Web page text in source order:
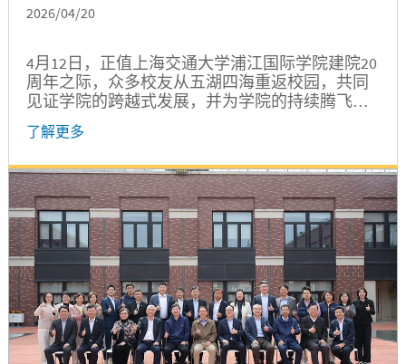
2026/04/20
4月12日，正值上海交通大学浦江国际学院建院20
周年之际，众多校友从五湖四海重返校园，共同
见证学院的跨越式发展，并为学院的持续腾飞注
入了鲜活的校友力量。 01...
了解更多